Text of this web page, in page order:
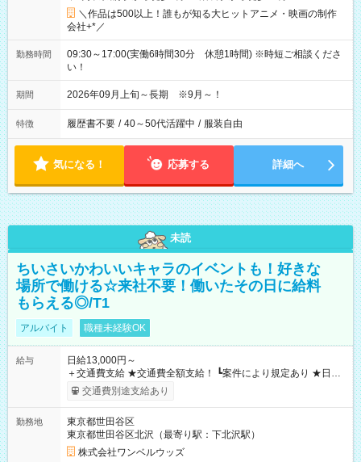
＼作品は500以上！誰もが知る大ヒットアニメ・映画の制作
会社+*／
勤務時間
09:30～17:00(実働6時間30分 休憩1時間) ※時短ご相談くださ
い！
期間 2026年09月上旬～長期 ※9月～！
特徴 履歴書不要 / 40～50代活躍中 / 服装自由
気になる！ 応募する 詳細へ
未読
ちいさいかわいいキャラのイベントも！好きな
場所で働ける☆来社不要！働いたその日に給料
もらえる◎/T1
アルバイト 職種未経験OK
給与
日給13,000円～
＋交通費支給 ★交通費全額支給！ ┗案件により規定あり ★日払
いOK！（規定あり） ┗働いたその日に現金GET♪ お仕事後はコ
ンビニATMから 日払い分を引き落とせます！ 【試用期間】試
交通費別途支給あり
勤務地
東京都世田谷区
東京都世田谷区北沢（最寄り駅：下北沢駅）
株式会社ワンベルウッズ